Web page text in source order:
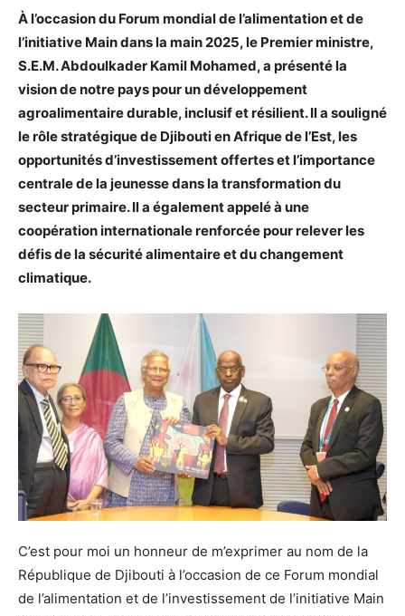
À l’occasion du Forum mondial de l’alimentation et de
l’initiative Main dans la main 2025, le Premier ministre,
S.E.M. Abdoulkader Kamil Mohamed, a présenté la
vision de notre pays pour un développement
agroalimentaire durable, inclusif et résilient. Il a souligné
le rôle stratégique de Djibouti en Afrique de l’Est, les
opportunités d’investissement offertes et l’importance
centrale de la jeunesse dans la transformation du
secteur primaire. Il a également appelé à une
coopération internationale renforcée pour relever les
défis de la sécurité alimentaire et du changement
climatique.
C’est pour moi un honneur de m’exprimer au nom de la
République de Djibouti à l’occasion de ce Forum mondial
de l’alimentation et de l’investissement de l’initiative Main